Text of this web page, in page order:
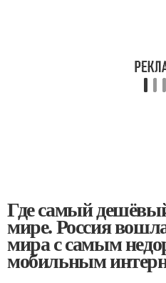
Где самый
мире. Россия
мира с самым
мобильным